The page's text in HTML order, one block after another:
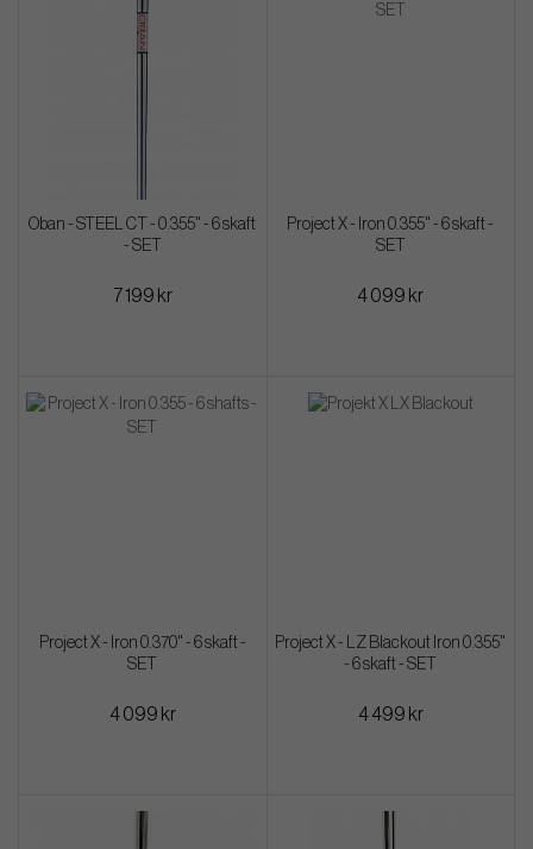
Oban - STEEL CT - 0.355" - 6 skaft
- SET
7 199 kr
Project X - Iron 0.355" - 6 skaft -
SET
4 099 kr
Project X - Iron 0.370" - 6 skaft -
SET
4 099 kr
Project X - LZ Blackout Iron 0.355"
- 6 skaft - SET
4 499 kr